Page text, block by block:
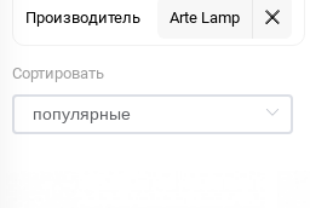
Производитель Arte Lamp
Сортировать